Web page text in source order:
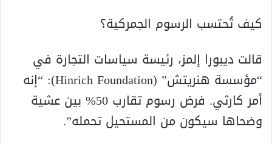
كيف تُحتسب الرسوم الجمركية؟
قالت ديبورا إلمز، رئيسة سياسات التجارة في
“مؤسسة هنريتش” (Hinrich Foundation): “إنه
أمر كارثي. فرض رسوم تقارب 50% بين عشية
وضحاها سيكون من المستحيل تحمله”.